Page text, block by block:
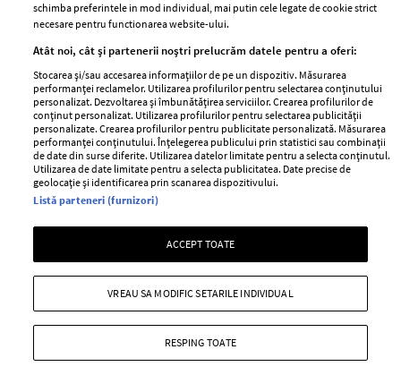
Adrien Brody – Eroul perfect
Dupa rolul din filmul “Pianistul”, Adrien Brody a avut
parte de o faima la care n-a visat vreodata. Silueta sa
eleganta l-a facut alegerea perfecta pentru roluri din
filme devenite celebre, dar si pentru lista celor mai bine
imbracati barbati. In viata de zi cu zi, adora pistele si...
masinile de viteza.
schimba preferintele in mod individual, mai putin cele legate de cookie strict
necesare pentru functionarea website-ului.
Atât noi, cât și partenerii noștri prelucrăm datele pentru a oferi:
Stocarea și/sau accesarea informațiilor de pe un dispozitiv. Măsurarea
performanței reclamelor. Utilizarea profilurilor pentru selectarea conținutului
personalizat. Dezvoltarea și îmbunătățirea serviciilor. Crearea profilurilor de
conținut personalizat. Utilizarea profilurilor pentru selectarea publicității
personalizate. Crearea profilurilor pentru publicitate personalizată. Măsurarea
performanței conținutului. Înțelegerea publicului prin statistici sau combinații
de date din surse diferite. Utilizarea datelor limitate pentru a selecta conținutul.
Utilizarea de date limitate pentru a selecta publicitatea. Date precise de
geolocație și identificarea prin scanarea dispozitivului.
Listă parteneri (furnizori)
ACCEPT TOATE
RESPING TOATE
VREAU SA MODIFIC SETARILE INDIVIDUAL